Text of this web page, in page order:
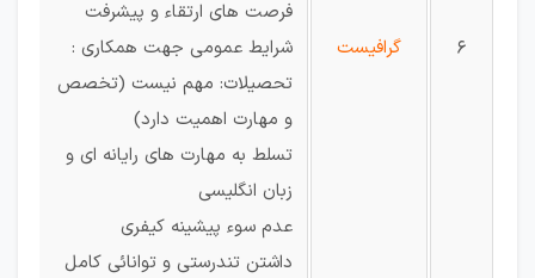
6 گرافیست
فرصت های ارتقاء و پیشرفت
شرایط عمومی جهت همکاری :
تحصیلات: مهم نیست (تخصص
و مهارت اهمیت دارد)
تسلط به مهارت های رایانه ای و
زبان انگلیسی
عدم سوء پیشینه کیفری
داشتن تندرستی و توانائی کامل